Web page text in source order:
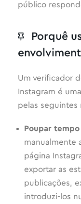
público
Porquê
Um verificador
Instagram é
pelas seguintes
Poupar
manualmente
página
exportar as
publicações,
introduzi-los